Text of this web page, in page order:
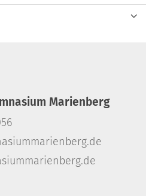
Marienberg